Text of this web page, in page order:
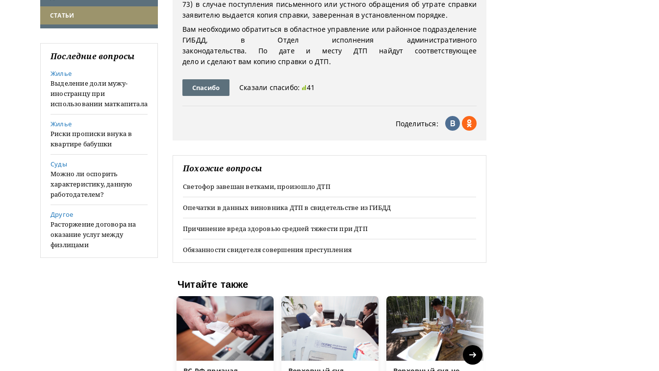
СТАТЬИ
Последние вопросы
Жилье
Выделение доли мужу-
иностранцу при
использовании маткапитала
Жилье
Риски прописки внука в
квартире бабушки
Суды
Можно ли оспорить
характеристику, данную
работодателем?
Другое
Расторжение договора на
оказание услуг между
физлицами
73) в случае поступления письменного или устного обращения об утрате справки
заявителю выдается копия справки, заверенная в установленном порядке.
Вам необходимо обратиться в областное управление или районное подразделение
ГИБДД, в Отдел исполнения административного
законодательства. По дате и месту ДТП найдут соответствующее
дело и сделают вам копию справки о ДТП.
Спасибо Сказали спасибо: 41
Поделиться:
Похожие вопросы
Светофор завешан ветками, произошло ДТП
Опечатки в данных виновника ДТП в свидетельстве из ГИБДД
Причинение вреда здоровью средней тяжести при ДТП
Обязанности свидетеля совершения преступления
Читайте также
Next